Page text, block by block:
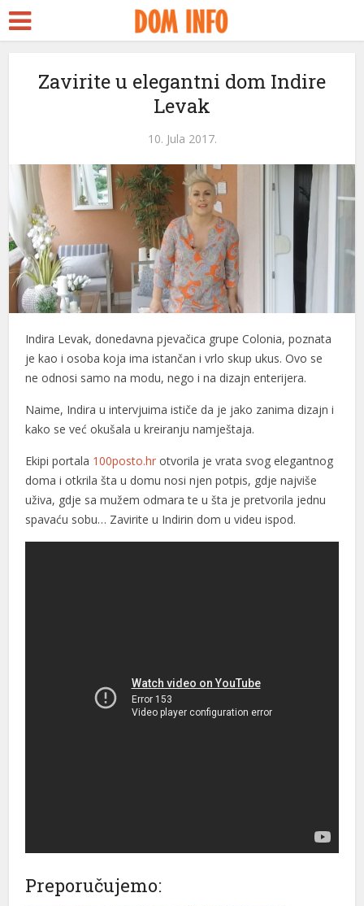
Zavirite u elegantni dom Indire
Levak
10. Jula 2017.
Indira Levak, donedavna pjevačica grupe Colonia, poznata
je kao i osoba koja ima istančan i vrlo skup ukus. Ovo se
ne odnosi samo na modu, nego i na dizajn enterijera.
Naime, Indira u intervjuima ističe da je jako zanima dizajn i
kako se već okušala u kreiranju namještaja.
Ekipi portala 100posto.hr otvorila je vrata svog elegantnog
doma i otkrila šta u domu nosi njen potpis, gdje najviše
uživa, gdje sa mužem odmara te u šta je pretvorila jednu
spavaću sobu… Zavirite u Indirin dom u videu ispod.
Preporučujemo: